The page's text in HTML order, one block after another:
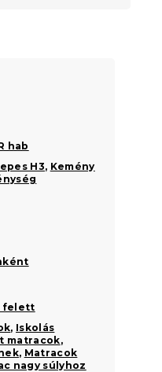
hab
H3, Kemény
felett
, Iskolás
matracok,
, Matracok
nagy súlyhoz